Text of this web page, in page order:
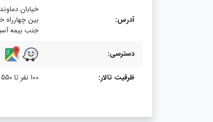
آدرس:
خیابان
بین چهارراه
جنب بیمه
دسترسی:
ظرفیت تالار: 100 نفر تا 550 نفر